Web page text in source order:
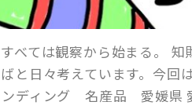
べては観察から始まる。
と日々考えています。今回
ディング 名産品 愛媛県